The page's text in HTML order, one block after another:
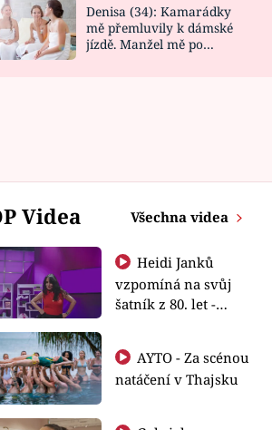
Denisa (34): Kamarádky
mě přemluvily k dámské
jízdě. Manžel mě po
Videa Všechna videa
Heidi Janků
vzpomíná na svůj
šatník z 80. let -
natáčení v Thajsku